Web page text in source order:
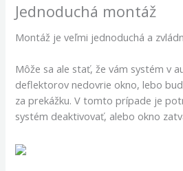
Jednoduchá montáž
Montáž je veľmi jednoduchá a
Môže sa ale stať, že vám systém v
deflektorov nedovrie okno, lebo
za prekážku. V tomto prípade je
systém deaktivovať, alebo okno